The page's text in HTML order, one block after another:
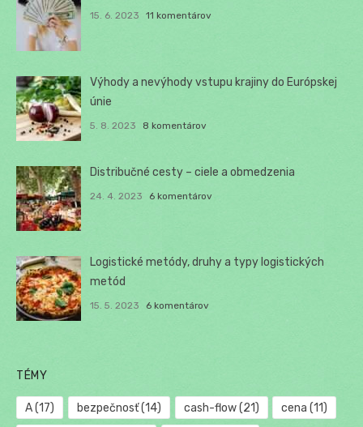
15. 6. 2023 11 komentárov
Výhody a nevýhody vstupu krajiny do Európskej
únie
5. 8. 2023 8 komentárov
Distribučné cesty – ciele a obmedzenia
24. 4. 2023 6 komentárov
Logistické metódy, druhy a typy logistických
metód
15. 5. 2023 6 komentárov
TÉMY
A(17) bezpečnosť(14) cash-flow(21) cena (11)